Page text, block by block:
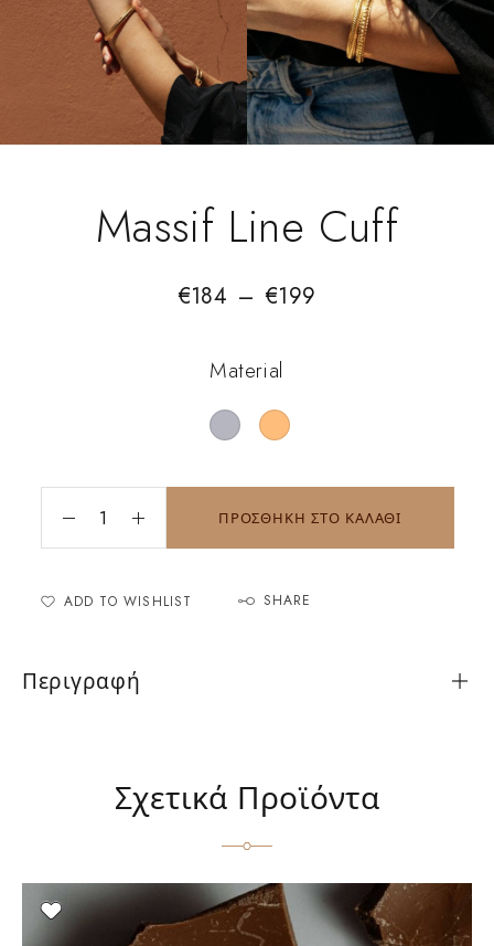
Massif Line Cuff
€184 – €199
Material
ΠΡΟΣΘΗΚΗ ΣΤΟ ΚΑΛΑΘΙ
ADD TO WISHLIST SHARE
Περιγραφή
Σχετικά Προϊόντα